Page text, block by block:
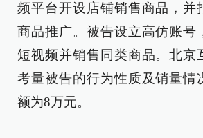
频平台开设店铺销售商品，并
商品推广。被告设立高仿账号
短视频并销售同类商品。北京
考量被告的行为性质及销量情
额为8万元。